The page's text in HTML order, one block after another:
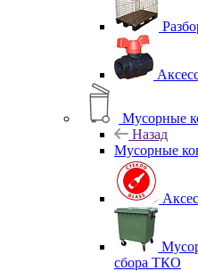
Мусорные
Назад
Мусорные
сбора ТКО